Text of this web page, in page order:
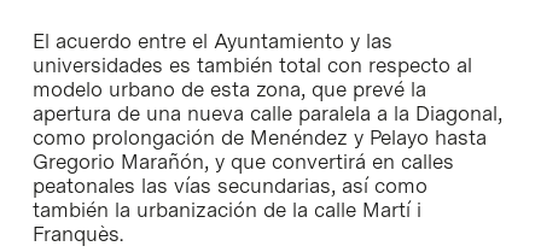
El acuerdo entre el Ayuntamiento y las
universidades es también total con respecto al
modelo urbano de esta zona, que prevé la
apertura de una nueva calle paralela a la Diagonal,
como prolongación de Menéndez y Pelayo hasta
Gregorio Marañón, y que convertirá en calles
peatonales las vías secundarias, así como
también la urbanización de la calle Martí i
Franquès.